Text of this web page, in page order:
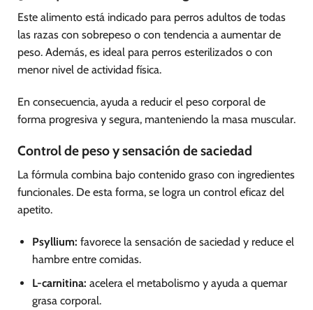
Este alimento está indicado para perros adultos de todas
las razas con sobrepeso o con tendencia a aumentar de
peso. Además, es ideal para perros esterilizados o con
menor nivel de actividad física.
En consecuencia, ayuda a reducir el peso corporal de
forma progresiva y segura, manteniendo la masa muscular.
Control de peso y sensación de saciedad
La fórmula combina bajo contenido graso con ingredientes
funcionales. De esta forma, se logra un control eficaz del
apetito.
Psyllium: favorece la sensación de saciedad y reduce el
hambre entre comidas.
L-carnitina: acelera el metabolismo y ayuda a quemar
grasa corporal.